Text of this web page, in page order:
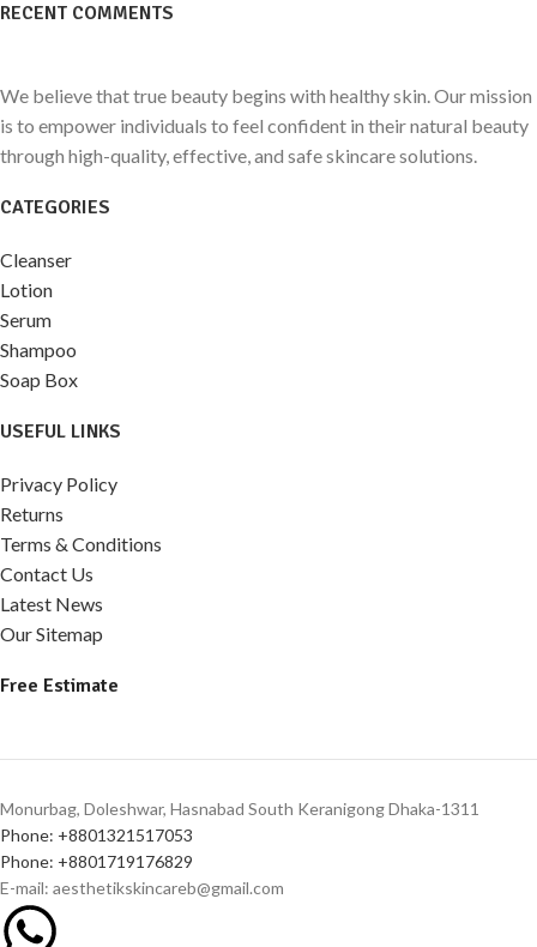
RECENT COMMENTS
We believe that true beauty begins with healthy skin. Our mission
is to empower individuals to feel confident in their natural beauty
through high-quality, effective, and safe skincare solutions.
CATEGORIES
Cleanser
Lotion
Serum
Shampoo
Soap Box
USEFUL LINKS
Privacy Policy
Returns
Terms & Conditions
Contact Us
Latest News
Our Sitemap
Free Estimate
Monurbag, Doleshwar, Hasnabad South Keranigong Dhaka-1311
Phone: +8801321517053
Phone: +8801719176829
E-mail: aesthetikskincareb@gmail.com